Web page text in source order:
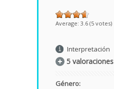
Average: 3.6 (5 votes)
Interpretación
5 valoraciones
Género: